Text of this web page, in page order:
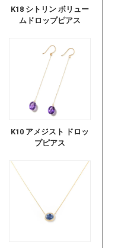
K18 シトリン ボリュー
ムドロップピアス
K10 アメジスト ドロッ
プピアス